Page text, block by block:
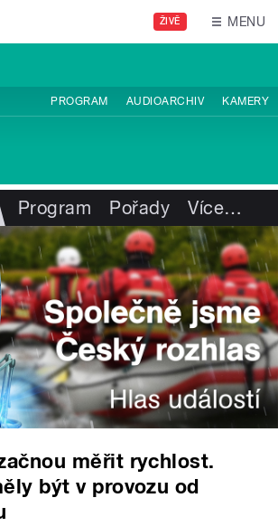
ŽIVĚ MENU
PROGRAM AUDIOARCHIV KAMERY
Program Pořady Více…
měřit rychlost.
být v provozu od